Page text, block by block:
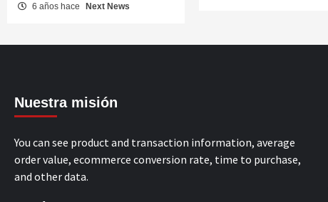
6 años hace Next News
Nuestra misión
You can see product and transaction information, average
order value, ecommerce conversion rate, time to purchase,
and other data.